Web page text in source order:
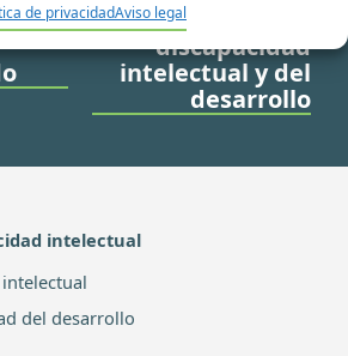
de privacidadAviso legal
el
personas con
discapacidad
intelectual y del
desarrollo
intelectual
del desarrollo